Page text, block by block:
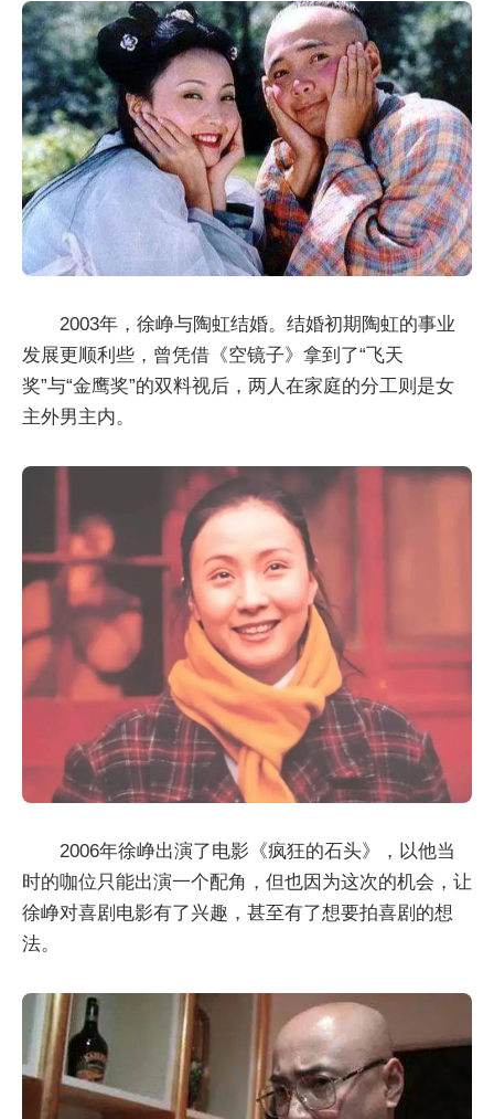
2003年，徐峥与陶虹结婚。结婚初期陶虹的事业
发展更顺利些，曾凭借《空镜子》拿到了“飞天
奖”与“金鹰奖”的双料视后，两人在家庭的分工则是女
主外男主内。
2006年徐峥出演了电影《疯狂的石头》，以他当
时的咖位只能出演一个配角，但也因为这次的机会，让
徐峥对喜剧电影有了兴趣，甚至有了想要拍喜剧的想
法。